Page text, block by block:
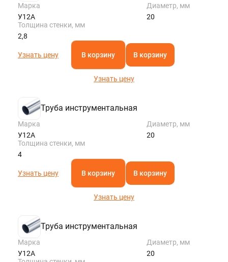
Марка
У12А
Диаметр, мм
20
Толщина стенки, мм
2,8
Узнать цену В корзину В корзину
Узнать цену
Труба инструментальная
Марка
У12А
Диаметр, мм
20
Толщина стенки, мм
4
Узнать цену В корзину В корзину
Узнать цену
Труба инструментальная
Марка
У12А
Диаметр, мм
20